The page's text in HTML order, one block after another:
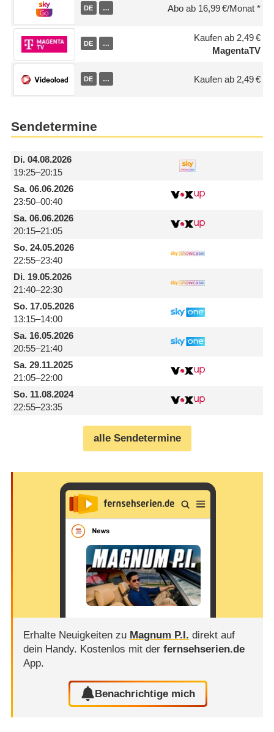
DE … Abo ab 16,99 €/Monat
DE …
Kaufen ab 2,49 €
MagentaTV
DE … Kaufen ab 2,49 €
Sendetermine
Di.04.08.2026
19:25–20:15
Sa.06.06.2026
23:50–00:40
Sa.06.06.2026
20:15–21:05
So.24.05.2026
22:55–23:40
Di.19.05.2026
21:40–22:30
So.17.05.2026
13:15–14:00
Sa.16.05.2026
20:55–21:40
Sa.29.11.2025
21:05–22:00
So.11.08.2024
22:55–23:35
alle Sendetermine
Erhalte Neuigkeiten zu Magnum P.I. direkt auf
dein Handy. Kostenlos mit der fernsehserien.de
App.
Benachrichtige mich